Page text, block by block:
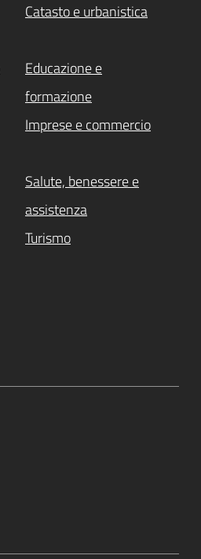
Catasto e urbanistica
Educazione e
formazione
Imprese e commercio
Salute, benessere e
assistenza
Turismo